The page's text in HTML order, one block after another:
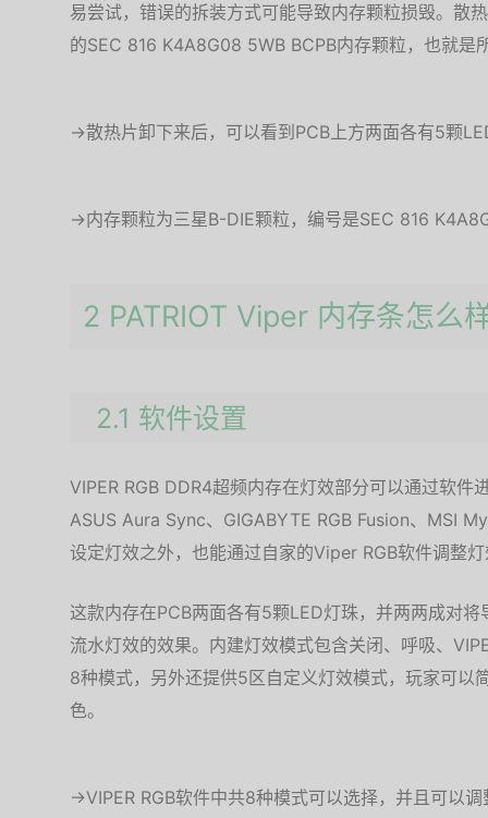
易尝试，错误的拆装方式可能导致内存颗粒损毁。散
的SEC 816 K4A8G08 5WB BCPB内存颗粒，也就是
→散热片卸下来后，可以看到PCB上方两面各有5颗
→内存颗粒为三星B-DIE颗粒，编号是SEC 816
2 PATRIOT Viper 内存条怎么
2.1 软件设置
VIPER RGB DDR4超频内存在灯效部分可以通过软件
ASUS Aura Sync、GIGABYTE RGB Fusion、MSI
设定灯效之外，也能通过自家的Viper RGB软件调整
这款内存在PCB两面各有5颗LED灯珠，并两两成对
流水灯效的效果。内建灯效模式包含关闭、呼吸、
8种模式，另外还提供5区自定义灯效模式，玩家可以
色。
→VIPER RGB软件中共8种模式可以选择，并且可以